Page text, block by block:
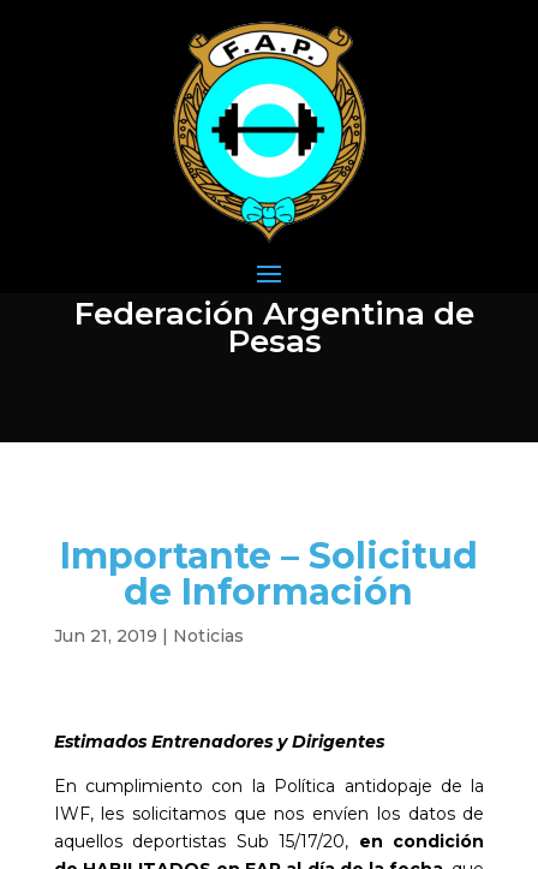
Federación Argentina de
Pesas
Importante – Solicitud
de Información
Jun 21, 2019 | Noticias
Estimados Entrenadores y Dirigentes
En cumplimiento con la Política antidopaje de la
IWF, les solicitamos que nos envíen los datos de
aquellos deportistas Sub 15/17/20, en condición